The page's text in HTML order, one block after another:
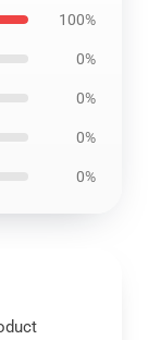
100%
0%
0%
0%
0%